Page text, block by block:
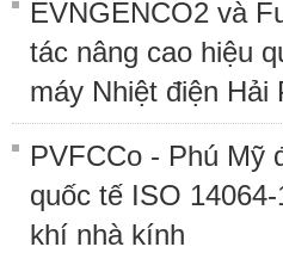
EVNGENCO2 và
tác nâng cao hiệu
máy Nhiệt điện Hải
PVFCCo - Phú Mỹ
quốc tế ISO
khí nhà kính